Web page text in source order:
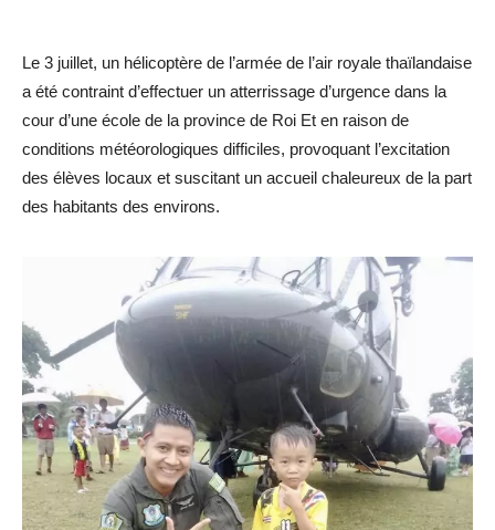
Le 3 juillet, un hélicoptère de l’armée de l’air royale thaïlandaise
a été contraint d’effectuer un atterrissage d’urgence dans la
cour d’une école de la province de Roi Et en raison de
conditions météorologiques difficiles, provoquant l’excitation
des élèves locaux et suscitant un accueil chaleureux de la part
des habitants des environs.